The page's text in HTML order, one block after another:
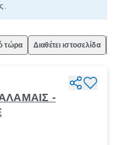
τώρα Διαθέτει ιστοσελίδα
-